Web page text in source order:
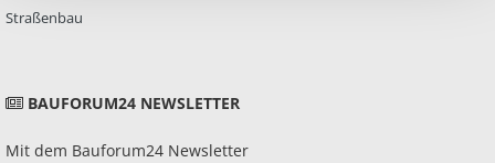
Straßenbau
BAUFORUM24 NEWSLETTER
Mit dem Bauforum24 Newsletter